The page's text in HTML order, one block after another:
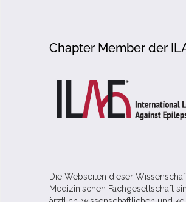
Chapter Member der
Die Webseiten dieser
Medizinischen Fachgesellschaft